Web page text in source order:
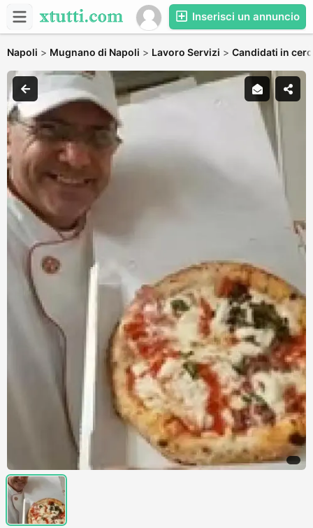
Inserisci un annuncio
Napoli > Mugnano di Napoli > Lavoro Servizi > Candidati in